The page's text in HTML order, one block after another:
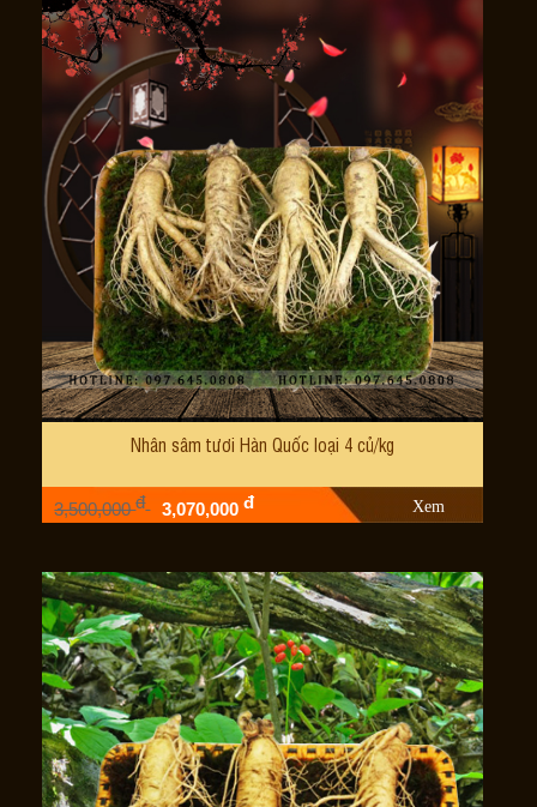
Nhân sâm tươi Hàn Quốc loại 4 củ/kg
3,500,000đ 3,070,000đ Xem